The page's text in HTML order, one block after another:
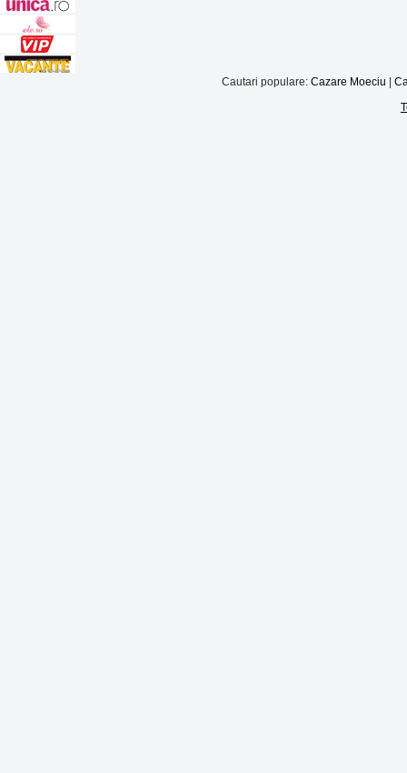
Cautari populare: Cazare Moeciu